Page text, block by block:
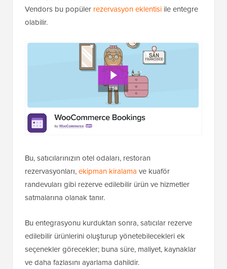
Vendors bu popüler rezervasyon eklentisi ile entegre
olabilir.
Bu, satıcılarınızın otel odaları, restoran
rezervasyonları,ekipman kiralama ve kuaför
randevuları gibi rezerve edilebilir ürün ve hizmetler
satmalarına olanak tanır.
Bu entegrasyonu kurduktan sonra, satıcılar rezerve
edilebilir ürünlerini oluşturup yönetebilecekleri ek
seçenekler görecekler; buna süre, maliyet, kaynaklar
ve daha fazlasını ayarlama dahildir.